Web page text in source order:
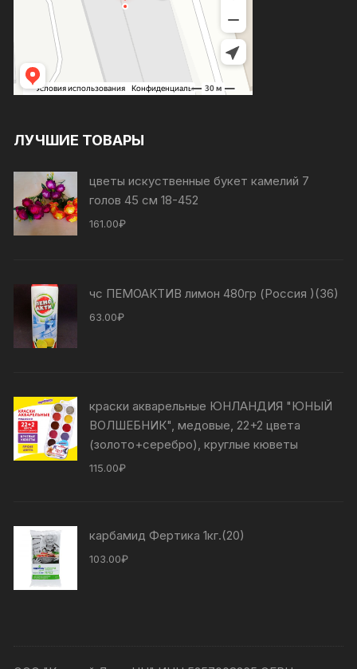
ЛУЧШИЕ ТОВАРЫ
цветы искуственные букет камелий 7
голов 45 см 18-452
161.00₽
чс ПЕМОАКТИВ лимон 480гр (Россия )(36)
63.00₽
краски акварельные ЮНЛАНДИЯ "ЮНЫЙ
ВОЛШЕБНИК", медовые, 22+2 цвета
(золото+серебро), круглые кюветы
115.00₽
карбамид Фертика 1кг.(20)
103.00₽